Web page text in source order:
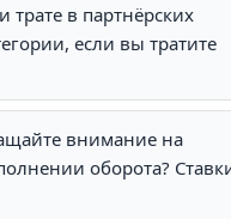
в партнёрских
если вы тратите
внимание на
оборота?